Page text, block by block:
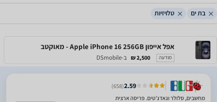
בת ים טלויזיות
אפל אייפון Apple iPhone 16 256GB - מאוקטב
מודעה 2,500 ₪ ב-DSmobile
2.59
(658)
מחשבים, סלולר וגאדג'טים. פריסה ארצית